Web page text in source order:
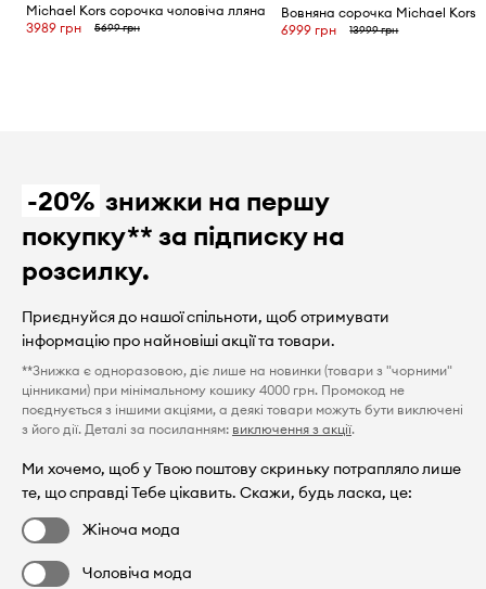
Michael Kors сорочка чоловіча лляна
3989 грн
5699 грн
Вовняна сорочка Michael Kors
6999 грн
13999 грн
-20% знижки на першу
покупку** за підписку на
розсилку.
Приєднуйся до нашої спільноти, щоб отримувати
інформацію про найновіші акції та товари.
**Знижка є одноразовою, діє лише на новинки (товари з "чорними"
цінниками) при мінімальному кошику 4000 грн. Промокод не
поєднується з іншими акціями, а деякі товари можуть бути виключені
з його дії. Деталі за посиланням: виключення з акції.
Ми хочемо, щоб у Твою поштову скриньку потрапляло лише
те, що справді Тебе цікавить. Скажи, будь ласка, це:
Жіноча мода
Чоловіча мода